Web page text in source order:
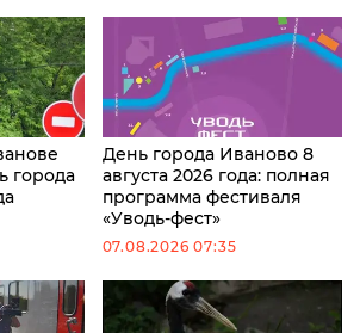
города
День города Иваново 8
августа 2026 года: полная
программа фестиваля
«Уводь-фест»
07.08.2026 07:35